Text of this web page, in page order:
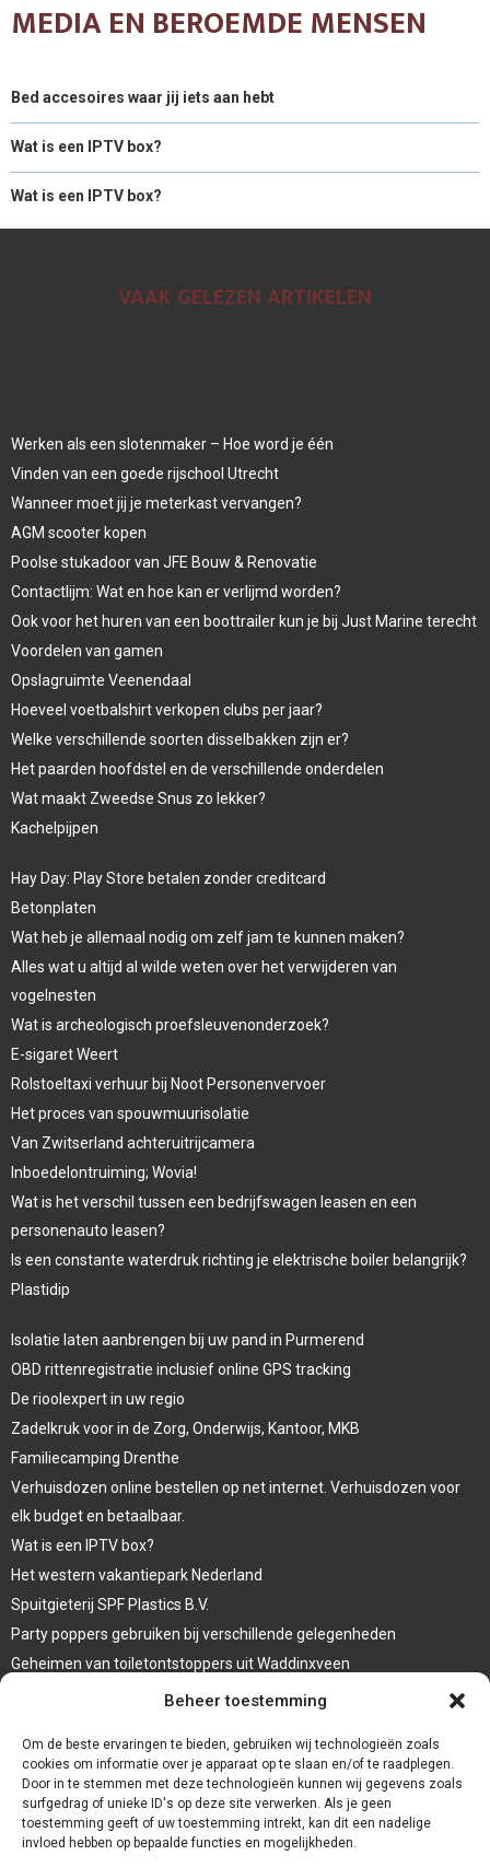
Beheer toestemming
Om de beste ervaringen te bieden, gebruiken wij technologieën zoals
cookies om informatie over je apparaat op te slaan en/of te raadplegen.
Door in te stemmen met deze technologieën kunnen wij gegevens zoals
surfgedrag of unieke ID's op deze site verwerken. Als je geen
toestemming geeft of uw toestemming intrekt, kan dit een nadelige
invloed hebben op bepaalde functies en mogelijkheden.
MEDIA EN BEROEMDE MENSEN
Bed accesoires waar jij iets aan hebt
Wat is een IPTV box?
Wat is een IPTV box?
VAAK GELEZEN ARTIKELEN
Werken als een slotenmaker – Hoe word je één
Vinden van een goede rijschool Utrecht
Wanneer moet jij je meterkast vervangen?
AGM scooter kopen
Poolse stukadoor van JFE Bouw & Renovatie
Contactlijm: Wat en hoe kan er verlijmd worden?
Ook voor het huren van een boottrailer kun je bij Just Marine terecht
Voordelen van gamen
Opslagruimte Veenendaal
Hoeveel voetbalshirt verkopen clubs per jaar?
Welke verschillende soorten disselbakken zijn er?
Het paarden hoofdstel en de verschillende onderdelen
Wat maakt Zweedse Snus zo lekker?
Kachelpijpen
Hay Day: Play Store betalen zonder creditcard
Betonplaten
Wat heb je allemaal nodig om zelf jam te kunnen maken?
Alles wat u altijd al wilde weten over het verwijderen van
vogelnesten
Wat is archeologisch proefsleuvenonderzoek?
E-sigaret Weert
Rolstoeltaxi verhuur bij Noot Personenvervoer
Het proces van spouwmuurisolatie
Van Zwitserland achteruitrijcamera
Inboedelontruiming; Wovia!
Wat is het verschil tussen een bedrijfswagen leasen en een
personenauto leasen?
Is een constante waterdruk richting je elektrische boiler belangrijk?
Plastidip
Isolatie laten aanbrengen bij uw pand in Purmerend
OBD rittenregistratie inclusief online GPS tracking
De rioolexpert in uw regio
Zadelkruk voor in de Zorg, Onderwijs, Kantoor, MKB
Familiecamping Drenthe
Verhuisdozen online bestellen op net internet. Verhuisdozen voor
elk budget en betaalbaar.
Wat is een IPTV box?
Het western vakantiepark Nederland
Spuitgieterij SPF Plastics B.V.
Party poppers gebruiken bij verschillende gelegenheden
Geheimen van toiletontstoppers uit Waddinxveen
Vormen van terrasaankleding